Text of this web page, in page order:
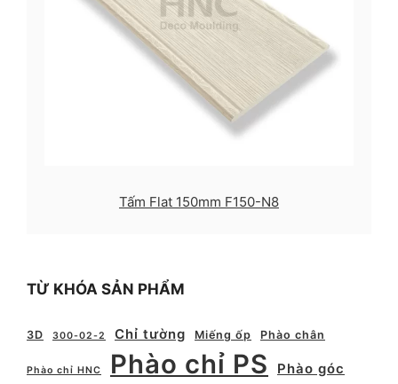
Tấm Flat 150mm F150-N8
TỪ KHÓA SẢN PHẨM
3D 300-02-2 Chỉ tường Miếng ốp Phào chân
Phào chỉ HNC Phào chỉ PS
Phào góc